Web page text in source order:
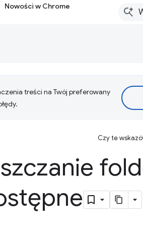
Nowości w Chrome
treści na Twój preferowany
Czy te